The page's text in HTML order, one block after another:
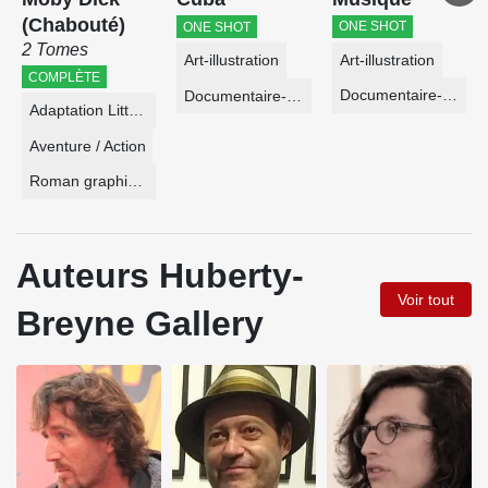
(Chabouté)
2 Tomes
COMPLÈTE
Adaptation Littéraire
Aventure / Action
Roman graphique
ONE SHOT
Art-illustration
ONE SHOT
Art-illustration
Documentaire-Encyclopédie
Auteurs Huberty-
Breyne Gallery
Voir tout